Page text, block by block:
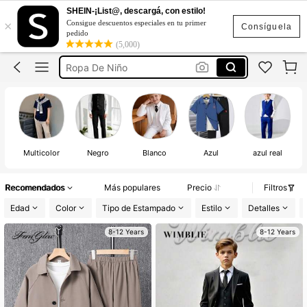
Consíguela
×
SHEIN-¡List@, descargá, con estilo!
Consigue descuentos especiales en tu primer
pedido
(5,000)
Trajes Para Niño
Traje Para Niño Elegante
Ropa De Niño
Conjunto De Niño
Trajes Para Niño
Multicolor Negro Blanco Azul azul real
Recomendados Más populares Precio
Filtros
Edad
Color Tipo de Estampado Estilo Detalles
8-12 Years 8-12 Years